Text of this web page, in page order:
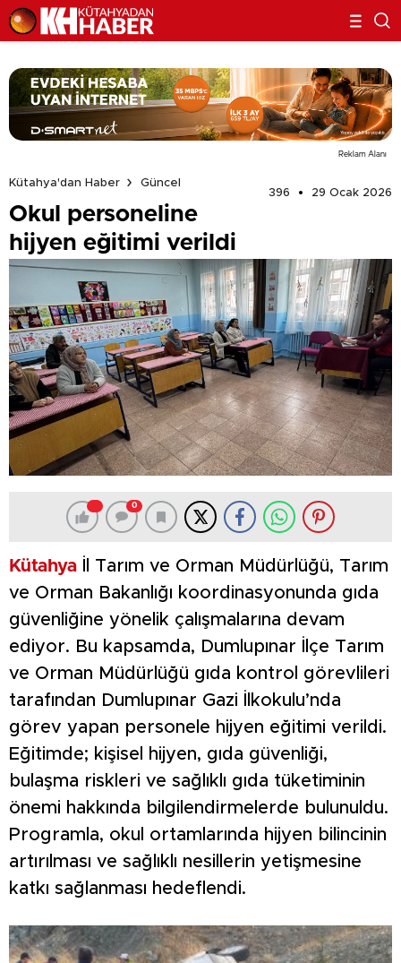
Reklam Alanı
Kütahya'dan Haber
Güncel
396
29 Ocak 2026
Okul personeline
hijyen eğitimi verildi
0
Kütahya İl Tarım ve Orman Müdürlüğü, Tarım
ve Orman Bakanlığı koordinasyonunda gıda
güvenliğine yönelik çalışmalarına devam
ediyor. Bu kapsamda, Dumlupınar İlçe Tarım
ve Orman Müdürlüğü gıda kontrol görevlileri
tarafından Dumlupınar Gazi İlkokulu’nda
görev yapan personele hijyen eğitimi verildi.
Eğitimde; kişisel hijyen, gıda güvenliği,
bulaşma riskleri ve sağlıklı gıda tüketiminin
önemi hakkında bilgilendirmelerde bulunuldu.
Programla, okul ortamlarında hijyen bilincinin
artırılması ve sağlıklı nesillerin yetişmesine
katkı sağlanması hedeflendi.